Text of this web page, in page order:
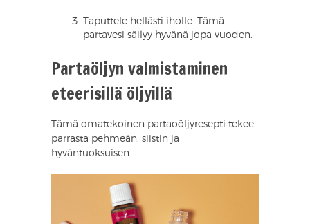
Taputtele hellästi iholle. Tämä
partavesi säilyy hyvänä jopa vuoden.
Partaöljyn valmistaminen
eteerisillä öljyillä
Tämä omatekoinen partaoöljyresepti tekee
parrasta pehmeän, siistin ja
hyväntuoksuisen.